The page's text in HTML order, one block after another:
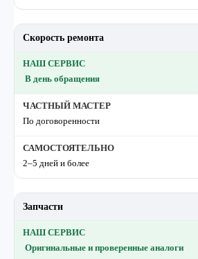
Скорость ремонта
В день обращения
По договоренности
2–5 дней и более
Запчасти
Оригинальные и проверенные аналоги